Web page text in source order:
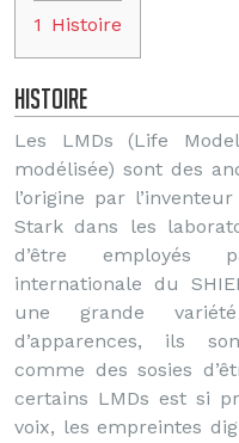
1 Histoire
Histoire
Les LMDs (Life
modélisée) sont des
l’origine par
Stark dans les
d’être employés
internationale du
une grande
d’apparences, ils
comme des sosies
certains LMDs est si
voix, les empreintes